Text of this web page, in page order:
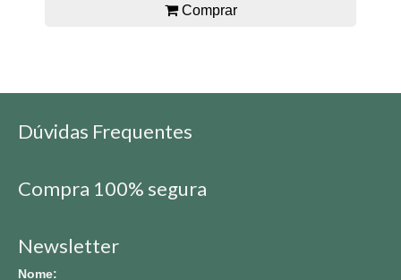
Comprar
Dúvidas Frequentes
Compra 100% segura
Newsletter
Nome: